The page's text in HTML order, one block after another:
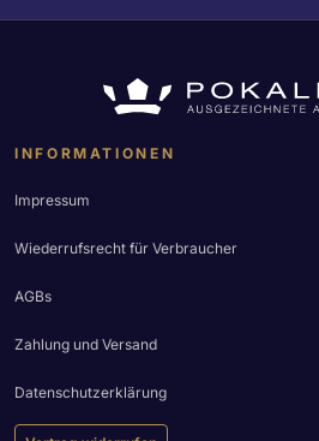
INFORMATIONEN
Impressum
Wiederrufsrecht für Verbraucher
AGBs
Zahlung und Versand
Datenschutzerklärung